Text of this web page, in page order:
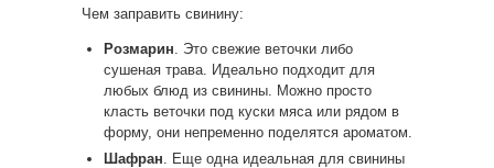
Чем заправить свинину:
Розмарин . Это свежие веточки либо
сушеная трава. Идеально подходит для
любых блюд из свинины. Можно просто
класть веточки под куски мяса или рядом в
форму, они непременно поделятся ароматом.
Шафран . Еще одна идеальная для свинины